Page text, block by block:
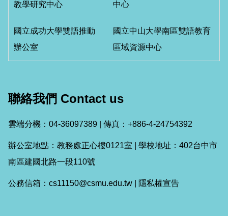
教學研究中心
中心
國立成功大學雙語推動
辦公室
國立中山大學南區雙語教育
區域資源中心
聯絡我們 Contact us
雲端分機：04-36097389 | 傳真：+886-4-24754392
辦公室地點：教務處正心樓0121室 | 學校地址：402台中市
南區建國北路一段110號
公務信箱：cs11150@csmu.edu.tw | 隱私權宣告